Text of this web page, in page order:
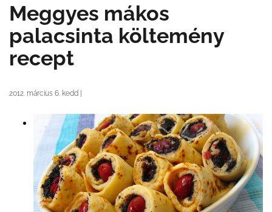
Meggyes mákos
palacsinta költemény
recept
2012. március 6. kedd |